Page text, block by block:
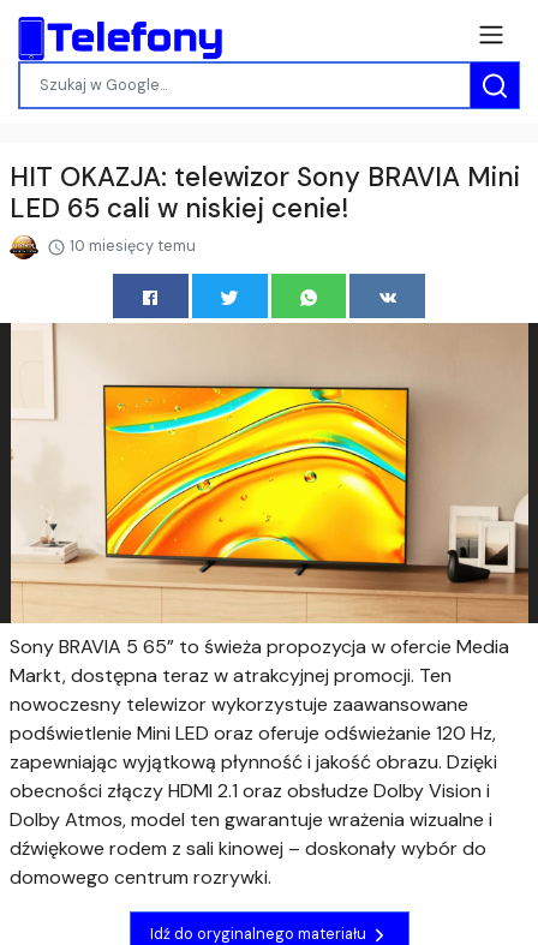
HIT OKAZJA: telewizor Sony BRAVIA Mini
LED 65 cali w niskiej cenie!
10 miesięcy temu
Sony BRAVIA 5 65” to świeża propozycja w ofercie Media
Markt, dostępna teraz w atrakcyjnej promocji. Ten
nowoczesny telewizor wykorzystuje zaawansowane
podświetlenie Mini LED oraz oferuje odświeżanie 120 Hz,
zapewniając wyjątkową płynność i jakość obrazu. Dzięki
obecności złączy HDMI 2.1 oraz obsłudze Dolby Vision i
Dolby Atmos, model ten gwarantuje wrażenia wizualne i
dźwiękowe rodem z sali kinowej – doskonały wybór do
domowego centrum rozrywki.
Idź do oryginalnego materiału